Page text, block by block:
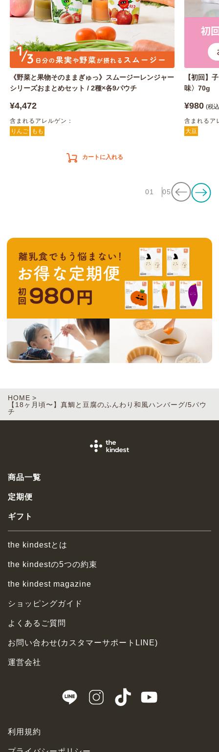
《野菜と果物そのままぎゅっ》スムージーレンジャー
シリーズおまとめセット / 2種×各9パウチ
¥4,472
含まれるアレルゲン：
りんご
もも
カートに入れる
【初回】
味〉70g
¥980 (税
含まれるア
大豆
01 05
HOME
【18ヶ月頃〜】真鯛と豆腐のふんわり和風ハンバーグ/5パウ
チ
商品一覧
定期便
ギフト
the kindestとは
the kindestの5つの約束
the kindest magazine
ショッピングガイド
よくあるご質問
お問い合わせ(カスタマーサポートLINE)
運営会社
利用規約